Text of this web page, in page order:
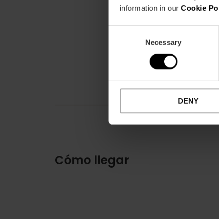
information in our Cookie
Necessary
DENY
Cómo llegar